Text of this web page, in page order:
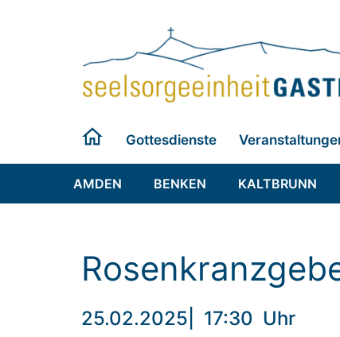
Gottesdienste
AMDEN BENKEN KALTBRUNN
25.02.2025 17:30 Uhr